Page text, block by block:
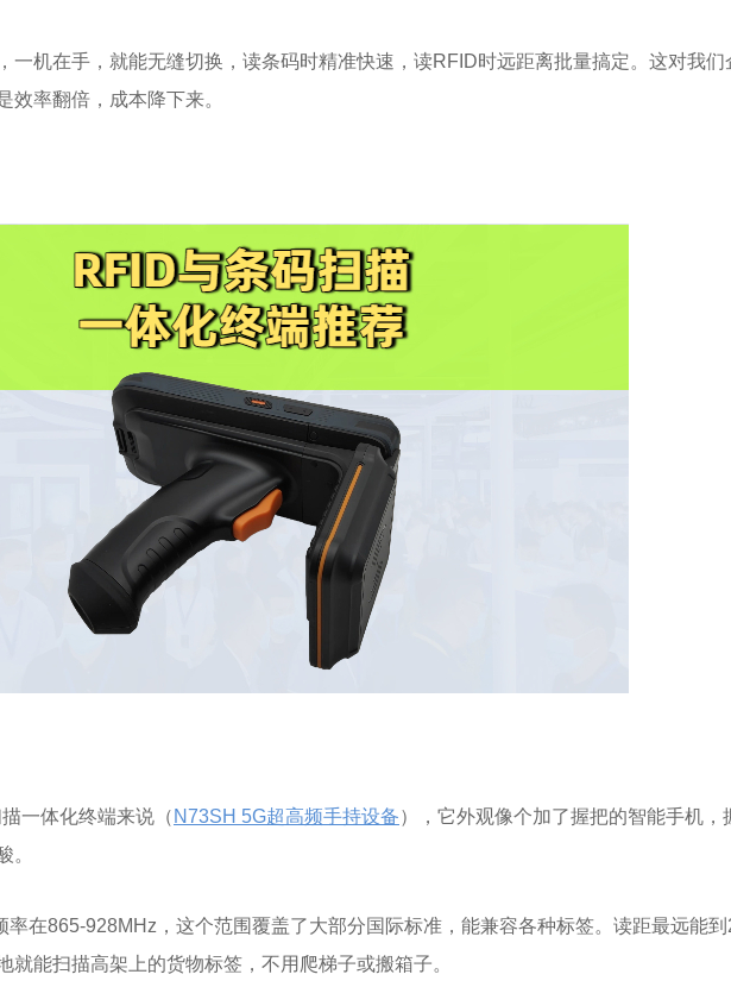
一机在手，就能无缝切换，读条码时精准快速，读RFID时远距离批量搞定。这对我们
效率翻倍，成本降下来。
一体化终端来说（ N73SH 5G超高频手持设备），它外观像个加了握把的智能手机，
。
在865-928MHz，这个范围覆盖了大部分国际标准，能兼容各种标签。读距最远能
能扫描高架上的货物标签，不用爬梯子或搬箱子。